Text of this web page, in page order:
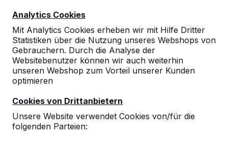
Analytics Cookies
Mit Analytics Cookies erheben wir mit Hilfe Dritter
Statistiken über die Nutzung unseres Webshops von
Gebrauchern. Durch die Analyse der
Websitebenutzer können wir auch weiterhin
unseren Webshop zum Vorteil unserer Kunden
optimieren
Cookies von Drittanbietern
Unsere Website verwendet Cookies von/für die
folgenden Parteien:
Referenzen